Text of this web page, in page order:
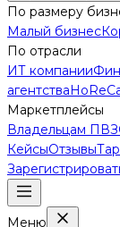
По размеру
Малый бизнес
По отрасли
ИТ компании
агентства
Маркетплейсы
Владельцам ПВЗ
КейсыОтзывы
Меню